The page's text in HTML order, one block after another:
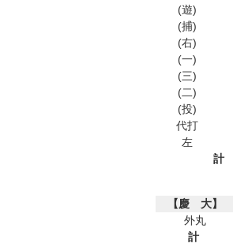
(遊)
(捕)
(右)
(一)
(三)
(二)
(投)
代打
左
計
【慶 大】
外丸
計